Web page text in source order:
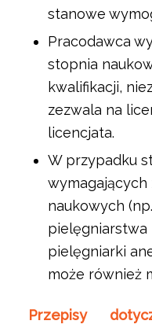
stanowe
Pracodawca
stopnia
kwalifikacji,
zezwala na
licencjata.
W przypadku
naukowych
pielęgniarstwa
pielęgniarki
może również
Przepisy